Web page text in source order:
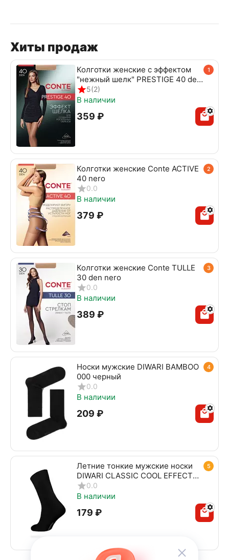
Хиты продаж
1
Колготки женские с эффектом
"нежный шелк" PRESTIGE 40 den
beige
5(2)
В наличии
‍359‍ ₽
2
Колготки женские Conte ACTIVE
40 nero
0.0
В наличии
‍379‍ ₽
3
Колготки женские Conte TULLE
30 den nero
0.0
В наличии
‍389‍ ₽
4
Носки мужские DIWARI BAMBOO
000 черный
0.0
В наличии
‍209‍ ₽
5
Летние тонкие мужские носки
DIWARI CLASSIC COOL EFFECT
010 черный
0.0
В наличии
‍179‍ ₽